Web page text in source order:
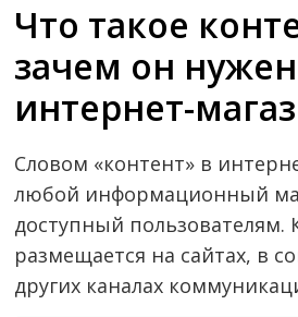
Что такое
зачем он нужен
интернет-
Словом «контент» в
любой информационный
доступный пользователям.
размещается на сайтах, в
других каналах